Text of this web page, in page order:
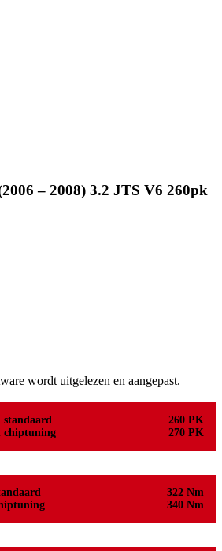
– 2008) 3.2 JTS V6 260pk
wordt uitgelezen en aangepast.
standaard
260 PK
chiptuning
270 PK
322 Nm
340 Nm